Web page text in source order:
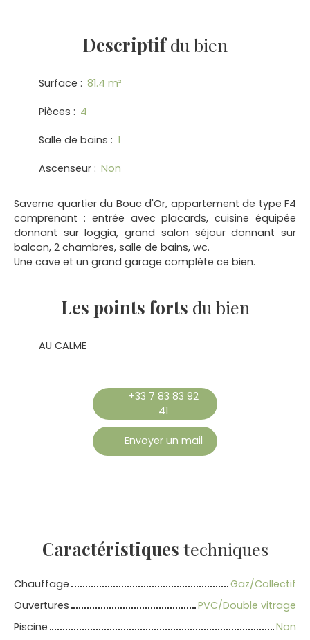
Descriptifdu bien
Surface : 81.4 m²
Pièces : 4
Salle de bains : 1
Ascenseur : Non
Saverne quartier du Bouc d'Or, appartement de type F4
comprenant : entrée avec placards, cuisine équipée
donnant sur loggia, grand salon séjour donnant sur
balcon, 2 chambres, salle de bains, wc.
Une cave et un grand garage complète ce bien.
Les points forts du bien
AU CALME
+33 7 83 83 92
41
Envoyer un mail
Caractéristiques techniques
Chauffage
Gaz/Collectif
Ouvertures
PVC/Double vitrage
Piscine
Non